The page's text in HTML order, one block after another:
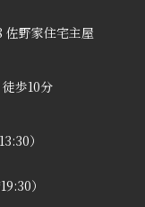
佐野家住宅主屋
歩10分
）
）